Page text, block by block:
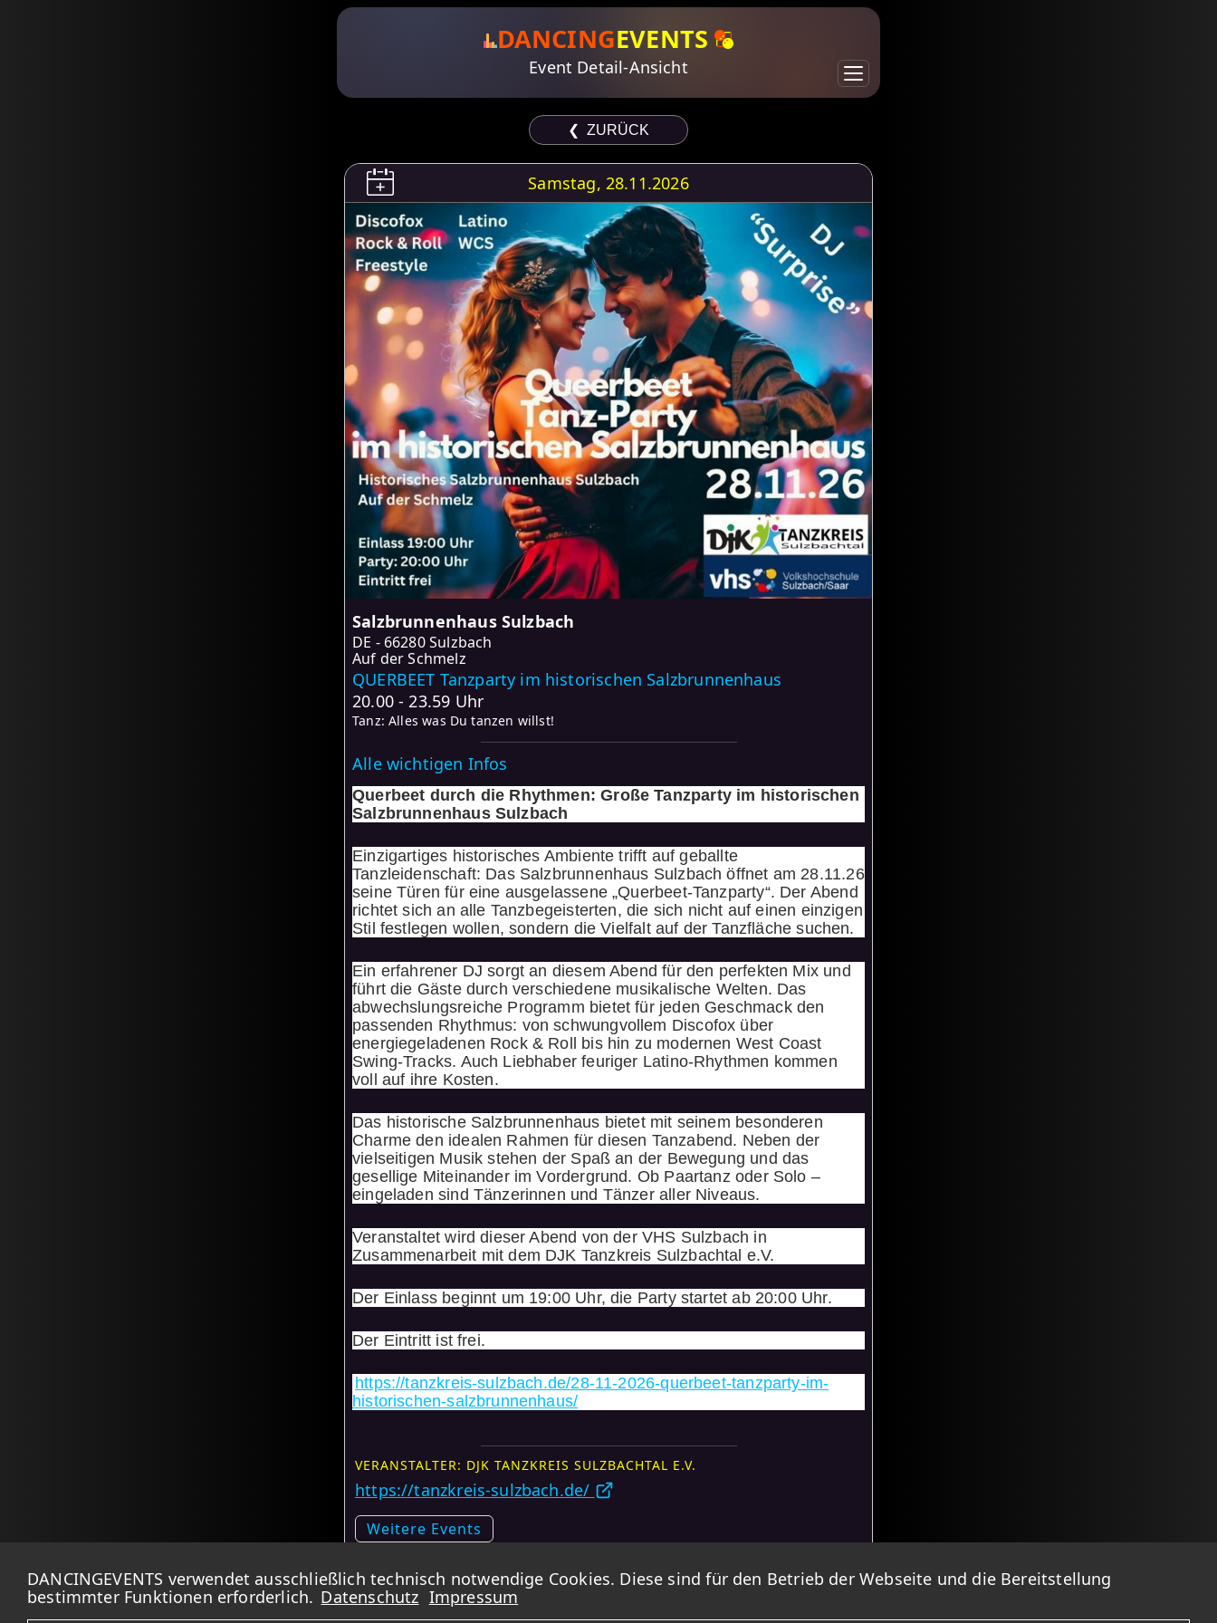
DANCINGEVENTS
Event Detail-Ansicht
❮ ZURÜCK
Samstag, 28.11.2026
Salzbrunnenhaus Sulzbach
DE
66280 Sulzbach
Auf der Schmelz
QUERBEET Tanzparty im historischen Salzbrunnenhaus
20.00 - 23.59 Uhr
Tanz: Alles was Du tanzen willst!
Alle wichtigen Infos
Querbeet durch die Rhythmen: Große Tanzparty im historischen
Salzbrunnenhaus Sulzbach
Einzigartiges historisches Ambiente trifft auf geballte
Tanzleidenschaft: Das Salzbrunnenhaus Sulzbach öffnet am 28.11.26
seine Türen für eine ausgelassene „Querbeet-Tanzparty“. Der Abend
richtet sich an alle Tanzbegeisterten, die sich nicht auf einen einzigen
Stil festlegen wollen, sondern die Vielfalt auf der Tanzfläche suchen.
Ein erfahrener DJ sorgt an diesem Abend für den perfekten Mix und
führt die Gäste durch verschiedene musikalische Welten. Das
abwechslungsreiche Programm bietet für jeden Geschmack den
passenden Rhythmus: von schwungvollem Discofox über
energiegeladenen Rock & Roll bis hin zu modernen West Coast
Swing-Tracks. Auch Liebhaber feuriger Latino-Rhythmen kommen
voll auf ihre Kosten.
Das historische Salzbrunnenhaus bietet mit seinem besonderen
Charme den idealen Rahmen für diesen Tanzabend. Neben der
vielseitigen Musik stehen der Spaß an der Bewegung und das
gesellige Miteinander im Vordergrund. Ob Paartanz oder Solo –
eingeladen sind Tänzerinnen und Tänzer aller Niveaus.
Veranstaltet wird dieser Abend von der VHS Sulzbach in
Zusammenarbeit mit dem DJK Tanzkreis Sulzbachtal e.V.
Der Einlass beginnt um 19:00 Uhr, die Party startet ab 20:00 Uhr.
Der Eintritt ist frei.
https://tanzkreis-sulzbach.de/28-11-2026-querbeet-tanzparty-im-
historischen-salzbrunnenhaus/
VERANSTALTER: DJK TANZKREIS SULZBACHTAL E.V.
https://tanzkreis-sulzbach.de/
Weitere Events
DANCINGEVENTS verwendet ausschließlich technisch notwendige Cookies. Diese sind für den Betrieb der Webseite und die Bereitstellung
bestimmter Funktionen erforderlich. Datenschutz Impressum